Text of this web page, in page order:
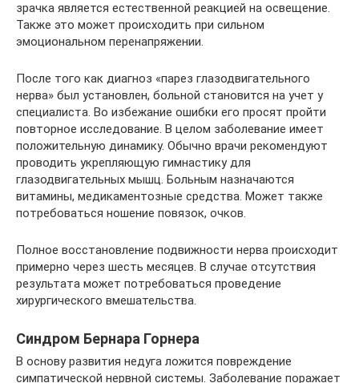
зрачка является естественной реакцией на освещение.
Также это может происходить при сильном
эмоциональном перенапряжении.
После того как диагноз «парез глазодвигательного
нерва» был установлен, больной становится на учет у
специалиста. Во избежание ошибки его просят пройти
повторное исследование. В целом заболевание имеет
положительную динамику. Обычно врачи рекомендуют
проводить укрепляющую гимнастику для
глазодвигательных мышц. Больным назначаются
витамины, медикаментозные средства. Может также
потребоваться ношение повязок, очков.
Полное восстановление подвижности нерва происходит
примерно через шесть месяцев. В случае отсутствия
результата может потребоваться проведение
хирургического вмешательства.
Cиндром Бернара Горнера
В основу развития недуга ложится повреждение
симпатической нервной системы. Заболевание поражает